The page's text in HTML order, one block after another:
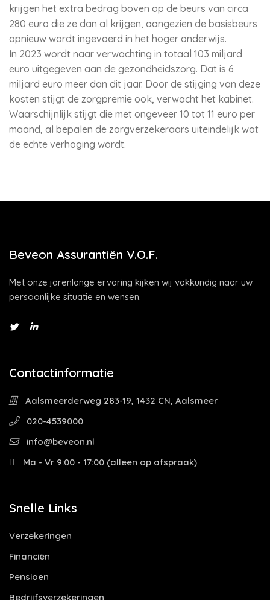
krijgen het extra bedrag boven op de beurs van circa
280 euro die ze dan al krijgen, aangezien de basisbeurs
opnieuw wordt ingevoerd in het hoger onderwijs.
In 2023 wordt naar verwachting in totaal 103 miljard
euro uitgegeven aan de gezondheidszorg. Dat is 6
miljard euro meer dan dit jaar. Door de stijging van deze
kosten stijgt de zorgpremie ook, verwacht het kabinet.
Waarschijnlijk stijgt die met ongeveer 10 tot 11 euro per
maand, al bepalen de zorgverzekeraars uiteindelijk wat
de echte verhoging wordt.
Beveon Assurantiën V.O.F.
Met onze jarenlange ervaring kijken wij vakkundig naar uw
persoonlijke situatie en wensen.
Contactinformatie
Aalsmeerderweg 283-19, 1432 CN, Aalsmeer
020-4539000
info@beveon.nl
Ma - Vr 9:00 - 17:00 (alleen op afspraak)
Snelle Links
Verzekeringen
Financiën
Pensioen
Bedrijfsverzekeringen